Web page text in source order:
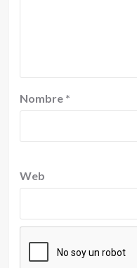
Nombre *
Web